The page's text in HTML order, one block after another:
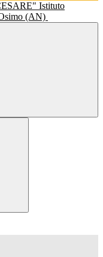
Istituto
(AN)